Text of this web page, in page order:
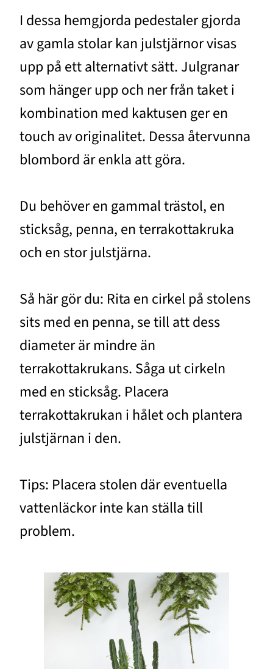
I dessa hemgjorda pedestaler gjorda
av gamla stolar kan julstjärnor visas
upp på ett alternativt sätt. Julgranar
som hänger upp och ner från taket i
kombination med kaktusen ger en
touch av originalitet. Dessa återvunna
blombord är enkla att göra.
Du behöver en gammal trästol, en
sticksåg, penna, en terrakottakruka
och en stor julstjärna.
Så här gör du: Rita en cirkel på stolens
sits med en penna, se till att dess
diameter är mindre än
terrakottakrukans. Såga ut cirkeln
med en sticksåg. Placera
terrakottakrukan i hålet och plantera
julstjärnan i den.
Tips: Placera stolen där eventuella
vattenläckor inte kan ställa till
problem.